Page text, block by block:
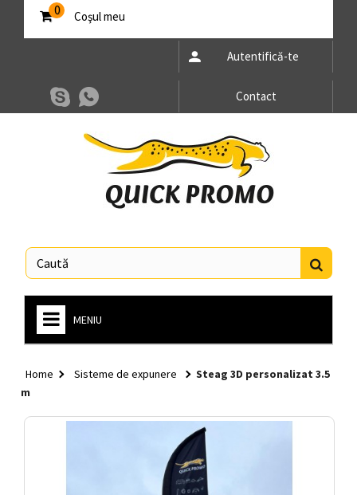
Coşul meu
0
Autentifică-te
Contact
MENIU
TEXTILE
+
GENȚI ȘI RUCSACURI
Home Sisteme de expunere
Steag 3D personalizat 3.5
m